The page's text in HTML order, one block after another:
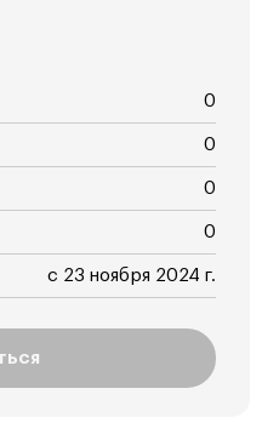
0
0
0
0
с 23 ноября 2024 г.